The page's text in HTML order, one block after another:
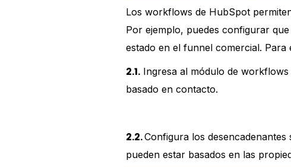
Los workflows de HubSpot
Por ejemplo, puedes configurar
estado en el funnel comercial. Para
2.1. Ingresa al módulo de
basado en contacto.
2.2.Configura los desencadenantes
pueden estar basados en las